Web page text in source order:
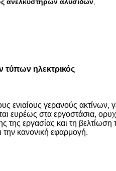
,
τύπων ηλεκτρικός
ενιαίους γερανούς
ευρέως στα εργοστάσια,
της εργασίας και τη
την κανονική εφαρμογή.